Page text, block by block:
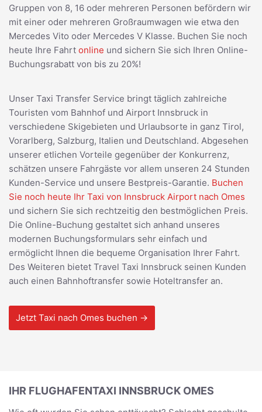
Gruppen von 8, 16 oder mehreren Personen befördern wir
mit einer oder mehreren Großraumwagen wie etwa den
Mercedes Vito oder Mercedes V Klasse. Buchen Sie noch
heute Ihre Fahrt online und sichern Sie sich Ihren Online-
Buchungsrabatt von bis zu 20%!
Unser Taxi Transfer Service bringt täglich zahlreiche
Touristen vom Bahnhof und Airport Innsbruck in
verschiedene Skigebieten und Urlaubsorte in ganz Tirol,
Vorarlberg, Salzburg, Italien und Deutschland. Abgesehen
unserer etlichen Vorteile gegenüber der Konkurrenz,
schätzen unsere Fahrgäste vor allem unseren 24 Stunden
Kunden-Service und unsere Bestpreis-Garantie. Buchen
Sie noch heute Ihr Taxi von Innsbruck Airport nach Omes
und sichern Sie sich rechtzeitig den bestmöglichen Preis.
Die Online-Buchung gestaltet sich anhand unseres
modernen Buchungsformulars sehr einfach und
ermöglicht Ihnen die bequeme Organisation Ihrer Fahrt.
Des Weiteren bietet Travel Taxi Innsbruck seinen Kunden
auch einen Bahnhoftransfer sowie Hoteltransfer an.
Jetzt Taxi nach Omes buchen →
IHR FLUGHAFENTAXI INNSBRUCK OMES